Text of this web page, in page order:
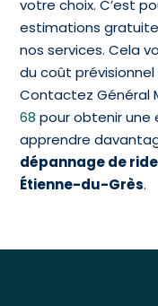
votre choix. C’est
estimations
nos services. Cela
du coût
Contactez Général
68 pour obtenir une
apprendre
dépannage de
Étienne-du-Grès.